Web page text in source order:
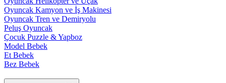
Oyuncak Kamyon ve İş Makinesi
Oyuncak Tren ve Demiryolu
Peluş Oyuncak
Çocuk Puzzle & Yapboz
Model Bebek
Et Bebek
Bez Bebek